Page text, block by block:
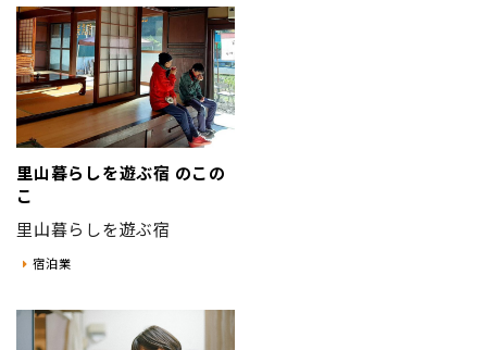
里山暮らしを遊ぶ宿 のこの
こ
里山暮らしを遊ぶ宿
宿泊業